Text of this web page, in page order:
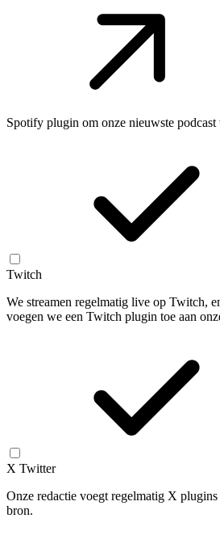
Spotify plugin om onze nieuwste podcast
Twitch
We streamen regelmatig live op Twitch,
voegen we een Twitch plugin toe aan
X Twitter
Onze redactie voegt regelmatig X
bron.